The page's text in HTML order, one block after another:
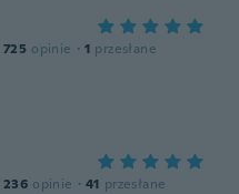
725 opinie · 1 przesłane
236 opinie · 41 przesłane